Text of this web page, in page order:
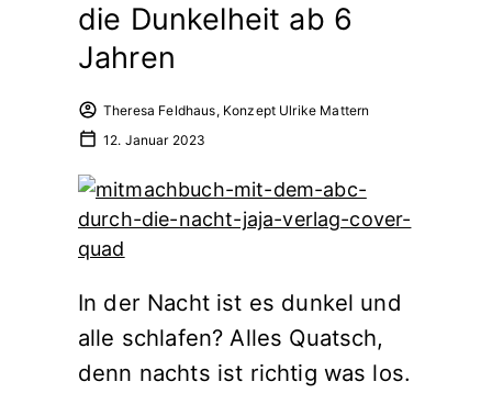
die Dunkelheit ab 6
Jahren
Theresa Feldhaus, Konzept Ulrike Mattern
12. Januar 2023
In der Nacht ist es dunkel und
alle schlafen? Alles Quatsch,
denn nachts ist richtig was los.